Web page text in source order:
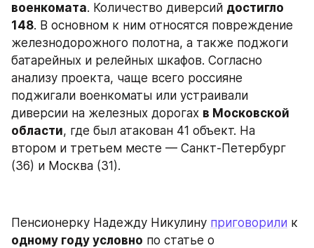
военкомата. Количество диверсий достигло
148. В основном к ним относятся повреждение
железнодорожного полотна, а также поджоги
батарейных и релейных шкафов. Согласно
анализу проекта, чаще всего россияне
поджигали военкоматы или устраивали
диверсии на железных дорогах в Московской
области, где был атакован 41 объект. На
втором и третьем месте — Санкт-Петербург
(36) и Москва (31).
Пенсионерку Надежду Никулину приговорили
одному году условно по статье о